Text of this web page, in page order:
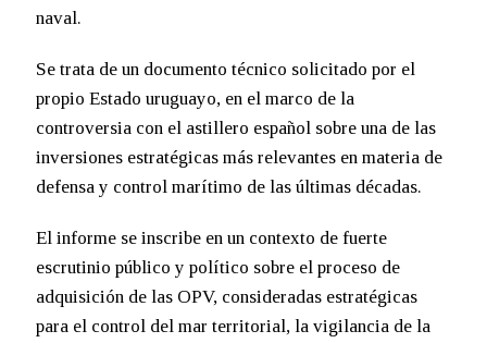
naval.
Se trata de un documento técnico solicitado por el
propio Estado uruguayo, en el marco de la
controversia con el astillero español sobre una de las
inversiones estratégicas más relevantes en materia de
defensa y control marítimo de las últimas décadas.
El informe se inscribe en un contexto de fuerte
escrutinio público y político sobre el proceso de
adquisición de las OPV, consideradas estratégicas
para el control del mar territorial, la vigilancia de la